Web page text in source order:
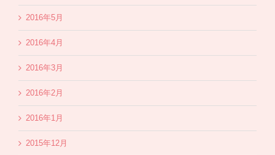
2016年5月
2016年4月
2016年3月
2016年2月
2016年1月
2015年12月